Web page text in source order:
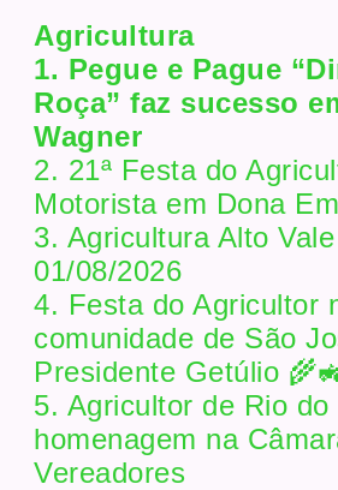
Agricultura
1. Pegue e Pague
Roça” faz sucesso
Wagner
2. 21ª Festa do
Motorista em Dona
3. Agricultura Alto
01/08/2026
4. Festa do Agricultor
comunidade de São
Presidente Getúlio
5. Agricultor de Rio
homenagem na
Vereadores